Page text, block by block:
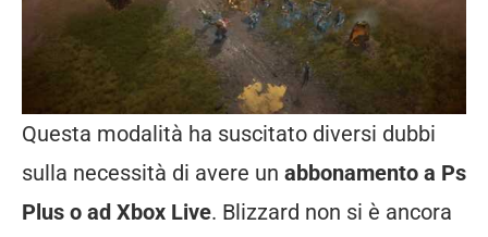
Questa modalità ha suscitato diversi dubbi
sulla necessità di avere un abbonamento a Ps
Plus o ad Xbox Live. Blizzard non si è ancora